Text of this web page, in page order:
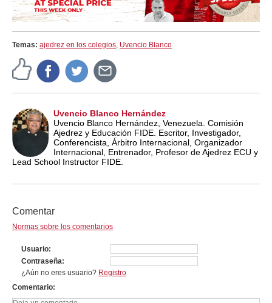
Temas: ajedrez en los colegios, Uvencio Blanco
Uvencio Blanco Hernández
Uvencio Blanco Hernández, Venezuela. Comisión
Ajedrez y Educación FIDE. Escritor, Investigador,
Conferencista, Árbitro Internacional, Organizador
Internacional, Entrenador, Profesor de Ajedrez ECU y
Lead School Instructor FIDE.
Comentar
Normas sobre los comentarios
Usuario
Contraseña
¿Aún no eres usuario? Registro
Comentario